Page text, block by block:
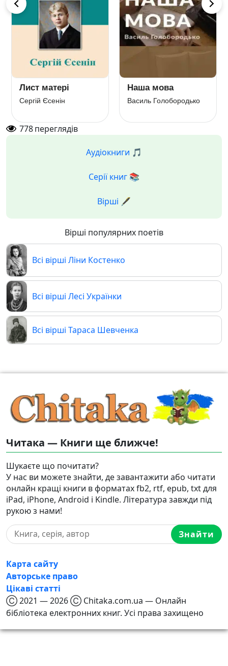
Лист матері
Сергій Єсенін
Наша мова
Василь Голобородько
778переглядів
Аудіокниги 🎵
Серії книг 📚
Вірші 🖋️
Вірші популярних поетів
Всі вірші Ліни Костенко
Всі вірші Лесі Українки
Всі вірші Тараса Шевченка
Читака — Книги ще ближче!
Шукаєте що почитати?
У нас ви можете знайти, де завантажити або читати
онлайн кращі книги в форматах fb2, rtf, epub, txt для
iPad, iPhone, Android і Kindle. Література завжди під
рукою з нами!
Знайти
Карта сайту
Авторське право
Цікаві статті
Ⓒ 2021 — 2026 Ⓒ Chitaka.com.ua — Онлайн
бібліотека електронних книг. Усі права захищено